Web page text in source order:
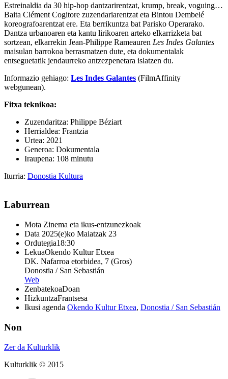
Estreinaldia da 30 hip-hop dantzarirentzat, krump, break, voguing…
Baita Clément Cogitore zuzendariarentzat eta Bintou Dembelé
koreografoarentzat ere. Eta berrikuntza bat Parisko Operarako.
Dantza urbanoaren eta kantu lirikoaren arteko elkarrizketa bat
sortzean, elkarrekin Jean-Philippe Rameauren Les Indes Galantes
maisulan barrokoa berrasmatzen dute, eta dokumentalak
entseguetatik jendaurreko antzezpenetara islatzen du.
Informazio gehiago: Les Indes Galantes (FilmAffinity
webgunean).
Fitxa teknikoa:
Zuzendaritza: Philippe Béziart
Herrialdea: Frantzia
Urtea: 2021
Generoa: Dokumentala
Iraupena: 108 minutu
Iturria: Donostia Kultura
Laburrean
Mota Zinema eta ikus-entzunezkoak
Data 2025(e)ko Maiatzak 23
Ordutegia18:30
LekuaOkendo Kultur Etxea
DK. Nafarroa etorbidea, 7 (Gros)
Donostia / San Sebastián
Web
ZenbatekoaDoan
HizkuntzaFrantsesa
Ikusi agenda Okendo Kultur Etxea, Donostia / San Sebastián
Non
Zer da Kulturklik
Kulturklik © 2015